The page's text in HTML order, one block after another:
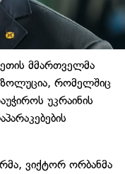
მმართველმა
რომელშიც
უკრაინის
ვიქტორ ორბანმა